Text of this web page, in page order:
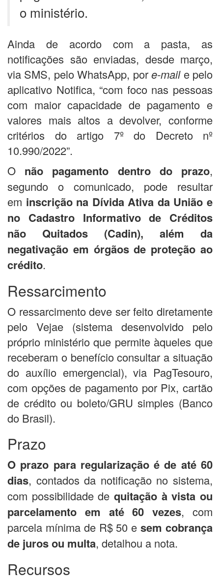
o ministério.
Ainda de acordo com a pasta, as
notificações são enviadas, desde março,
via SMS, pelo WhatsApp, pore-maile pelo
aplicativo Notifica, “com foco nas pessoas
com maior capacidade de pagamento e
valores mais altos a devolver, conforme
critérios do artigo 7º do Decreto nº
10.990/2022”.
O não pagamento dentro do prazo,
segundo o comunicado, pode resultar
em inscrição na Dívida Ativa da União e
no Cadastro Informativo de Créditos
não Quitados (Cadin), além da
negativação em órgãos de proteção ao
crédito.
Ressarcimento
O ressarcimento deve ser feito diretamente
pelo Vejae (sistema desenvolvido pelo
próprio ministério que permite àqueles que
receberam o benefício consultar a situação
do auxílio emergencial), via PagTesouro,
com opções de pagamento por Pix, cartão
de crédito ou boleto/GRU simples (Banco
do Brasil).
Prazo
O prazo para regularização é de até 60
dias, contados da notificação no sistema,
com possibilidade de quitação à vista ou
parcelamento em até 60 vezes, com
parcela mínima de R$ 50 esem cobrança
de juros ou multa, detalhou a nota.
Recursos